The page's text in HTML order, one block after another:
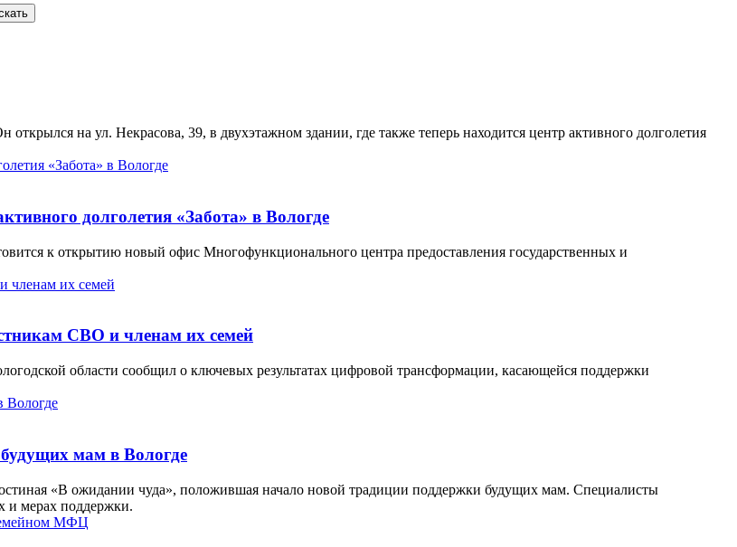
на ул. Некрасова, 39, в двухэтажном здании, где также теперь находится центр активного долголетия
долголетия «Забота» в Вологде
к открытию новый офис Многофункционального центра предоставления государственных и
СВО и членам их семей
области сообщил о ключевых результатах цифровой трансформации, касающейся поддержки
мам в Вологде
«В ожидании чуда», положившая начало новой традиции поддержки будущих мам. Специалисты
и мерах поддержки.